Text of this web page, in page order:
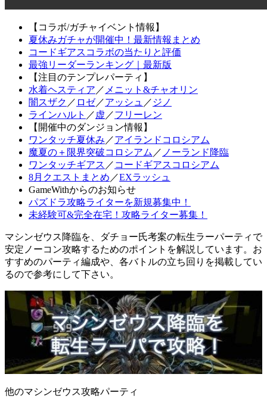
【コラボ/ガチャイベント情報】
夏休みガチャが開催中！最新情報まとめ
コードギアスコラボの当たりと評価
最強リーダーランキング｜最新版
【注目のテンプレパーティ】
水着ヘスティア ／ メニット&チャオリン
闇スザク ／ ロゼ／アッシュ ／ ジノ
ラインハルト ／ 虚 ／フリーレン
【開催中のダンジョン情報】
ワンタッチ夏休み ／アイランドコロシアム
魔夏の＋限界突破コロシアム ／ ノーランド降臨
ワンタッチギアス ／ コードギアスコロシアム
8月クエストまとめ ／EXラッシュ
GameWithからのお知らせ
パズドラ攻略ライターを新規募集中！
未経験可&完全在宅！攻略ライター募集！
マシンゼウス降臨を、ダチョー氏考案の転生ラーパーティで
安定ノーコン攻略するためのポイントを解説しています。お
すすめのパーティ編成や、各バトルの立ち回りを掲載してい
るので参考にして下さい。
他のマシンゼウス攻略パーティ